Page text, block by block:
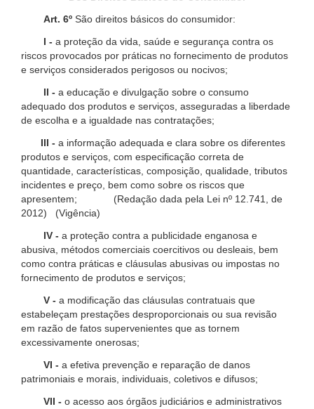
Art. 6º São direitos básicos do consumidor:
I - a proteção da vida, saúde e segurança contra os
riscos provocados por práticas no fornecimento de produtos
e serviços considerados perigosos ou nocivos;
II - a educação e divulgação sobre o consumo
adequado dos produtos e serviços, asseguradas a liberdade
de escolha e a igualdade nas contratações;
III - a informação adequada e clara sobre os diferentes
produtos e serviços, com especificação correta de
quantidade, características, composição, qualidade, tributos
incidentes e preço, bem como sobre os riscos que
apresentem; (Redação dada pela Lei nº 12.741, de
2012) (Vigência)
IV - a proteção contra a publicidade enganosa e
abusiva, métodos comerciais coercitivos ou desleais, bem
como contra práticas e cláusulas abusivas ou impostas no
fornecimento de produtos e serviços;
V - a modificação das cláusulas contratuais que
estabeleçam prestações desproporcionais ou sua revisão
em razão de fatos supervenientes que as tornem
excessivamente onerosas;
VI - a efetiva prevenção e reparação de danos
patrimoniais e morais, individuais, coletivos e difusos;
VII - o acesso aos órgãos judiciários e administrativos